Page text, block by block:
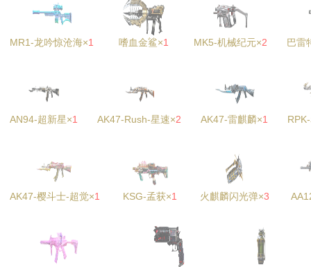
MR1-龙吟惊沧海×1 嗜血金鲨×1 MK5-机械纪元×2 巴雷
AN94-超新星×1 AK47-Rush-星速×2 AK47-雷麒麟×1
AK47-樱斗士-超觉×1 KSG-孟获×1 火麒麟闪光弹×3